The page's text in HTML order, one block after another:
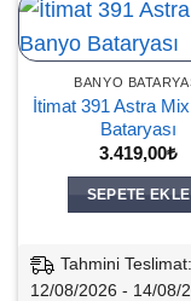
BANYO
İtimat 391 Astra
Bataryası
3.419,00₺
SEPETE EKLE
Tahmini Teslimat:
12/08/2026 - 14/08/